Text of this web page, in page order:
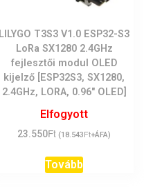
LILYGO T3S3 V1.0 ESP32-S3
LoRa SX1280 2.4GHz
fejlesztői modul OLED
kijelző [ESP32S3, SX1280,
2.4GHz, LORA, 0.96″ OLED]
Elfogyott
23.550Ft (18.543Ft+ÁFA)
Tovább